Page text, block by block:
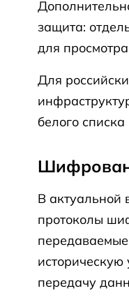
защита:
для
Для
белого
В актуальной
протоколы
историческую
передачу